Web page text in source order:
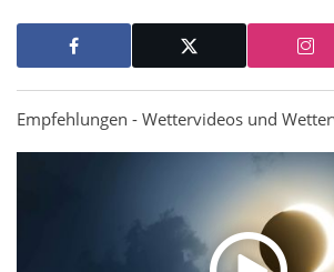
Empfehlungen - Wettervideos und